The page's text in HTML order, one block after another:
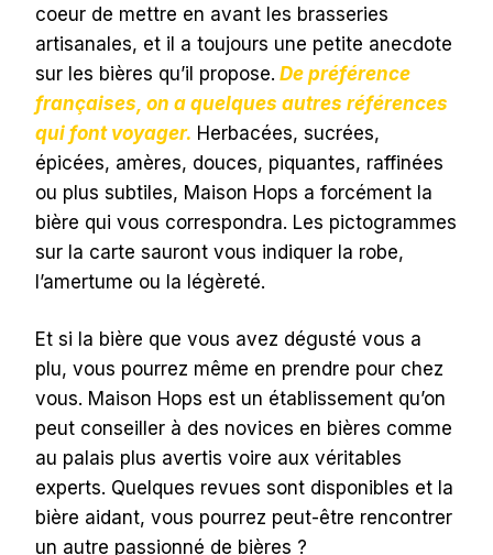
coeur de mettre en avant les brasseries
artisanales, et il a toujours une petite anecdote
sur les bières qu’il propose. De préférence
françaises, on a quelques autres références
qui font voyager. Herbacées, sucrées,
épicées, amères, douces, piquantes, raffinées
ou plus subtiles, Maison Hops a forcément la
bière qui vous correspondra. Les pictogrammes
sur la carte sauront vous indiquer la robe,
l’amertume ou la légèreté.
Et si la bière que vous avez dégusté vous a
plu, vous pourrez même en prendre pour chez
vous. Maison Hops est un établissement qu’on
peut conseiller à des novices en bières comme
au palais plus avertis voire aux véritables
experts. Quelques revues sont disponibles et la
bière aidant, vous pourrez peut-être rencontrer
un autre passionné de bières ?